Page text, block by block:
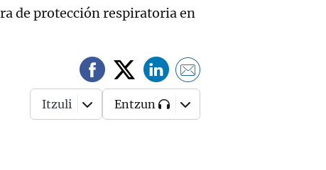
de protección respiratoria en
Itzuli Entzun